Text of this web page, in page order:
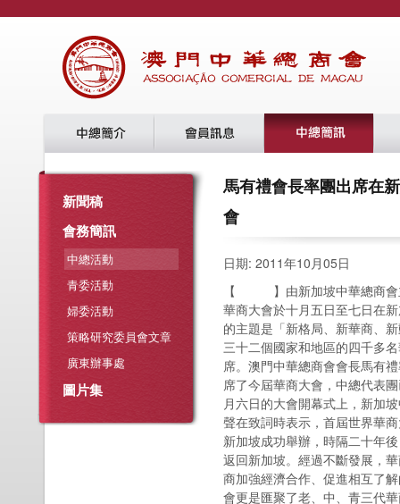
新聞稿
會務簡訊
中總活動
青委活動
婦委活動
策略研究委員會文章
廣東辦事處
圖片集
馬有禮會長率團出席在
會
日期: 2011年10月05日
【 】由新加坡中華總商會
華商大會於十月五日至七日在
的主題是「新格局、新華商、
三十二個國家和地區的四千多
席。澳門中華總商會會長馬有
席了今屆華商大會，中總代表
月六日的大會開幕式上，新加
聲在致詞時表示，首屆世界華
新加坡成功舉辦，時隔二十年
返回新加坡。經過不斷發展，
商加強經濟合作、促進相互了
會更是匯聚了老、中、青三代